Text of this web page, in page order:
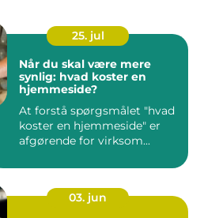
25. jul
Når du skal være mere
synlig: hvad koster en
hjemmeside?
At forstå spørgsmålet "hvad
koster en hjemmeside" er
afgørende for virksom...
03. jun